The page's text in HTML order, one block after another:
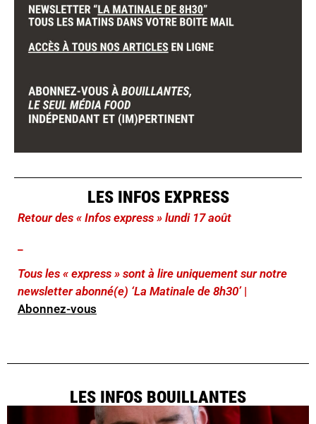
LES INFOS EXPRESS
Retour des « Infos express » lundi 17 août
Tous les « express » sont à lire uniquement sur notre
newsletter abonné(e) ‘La Matinale de 8h30’ |
Abonnez-vous
LES INFOS BOUILLANTES